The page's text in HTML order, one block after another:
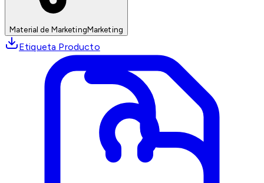
Material de MarketingMarketing
Etiqueta Producto